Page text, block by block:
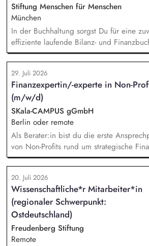
Stiftung Menschen für Menschen
München
In der Buchhaltung sorgst Du für eine
effiziente laufende Bilanz- und
bearbeitest Bankgeschäfte, Kreditoren
wickelst den Zahlungsverkehr ab und
und Gehaltsabrechnung sowie im
Zudem übernimmst Du eigenständig
Kosten- und Leistungsrechnung und
bereichsübergreifende Themen ein.
29. Juli 2026
Finanzexpertin/-experte in Non-
(m/w/d)
SKala-CAMPUS gGmbH
Berlin oder remote
Als Berater:in bist du die erste
von Non-Profits rund um strategische
Finanzmanagement und Fundraising.
den gesamten Prozess von der Anfrage
Angebotserstellung bis zur
Auf Basis der jeweiligen
passgenaue Beratungsprozesse und
zentralen Fragen ihrer finanziellen
strategischen Weiterentwicklung.
20. Juli 2026
Wissenschaftliche*r Mitarbeiter*in
(regionaler Schwerpunkt:
Ostdeutschland)
Freudenberg Stiftung
Remote